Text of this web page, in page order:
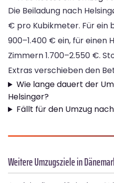
Die Beiladung nach
€ pro Kubikmeter. Für ein
900–1.400 € ein, für einen
Zimmern 1.700–2.550 €.
Extras verschieben den
Wie lange dauert der
Helsingør?
Fällt für den Umzug
Weitere Umzugsziele in